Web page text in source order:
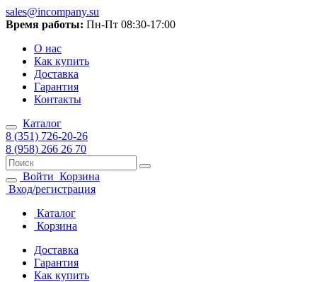
sales@incompany.su
Время работы: Пн-Пт 08:30-17:00
О нас
Как купить
Доставка
Гарантия
Контакты
Каталог
8 (351) 726-20-26
8 (958) 266 26 70
Войти Корзина
Вход/регистрация
Каталог
Корзина
Доставка
Гарантия
Как купить